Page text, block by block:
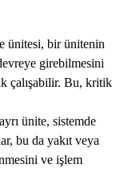
ünitesi, bir ünitenin
girebilmesini
çalışabilir. Bu, kritik
ünite, sistemde
bu da yakıt veya
ve işlem